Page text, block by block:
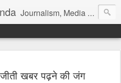
Journalism, Media Education & Jails
खबर पढ़ने की जंग